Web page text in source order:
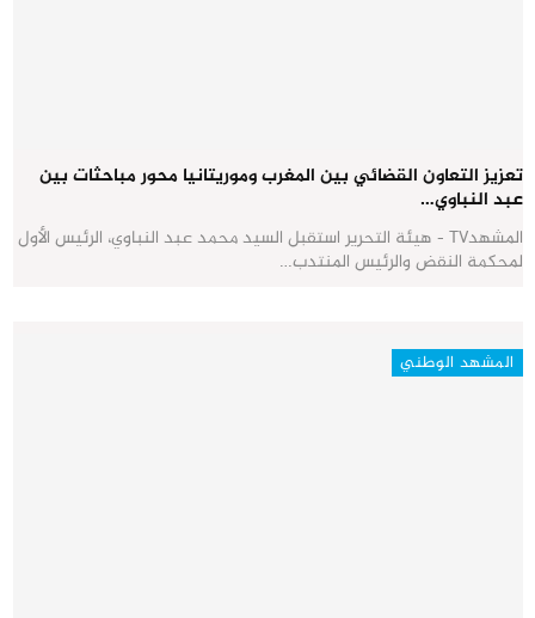
تعزيز التعاون القضائي بين المغرب وموريتانيا محور مباحثات بين
عبد النباوي…
المشهدTV - هيئة التحرير استقبل السيد محمد عبد النباوي، الرئيس الأول
لمحكمة النقض والرئيس المنتدب…
المشهد الوطني